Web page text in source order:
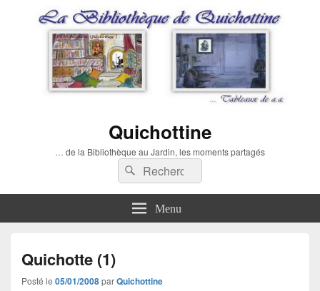
Quichottine
… de la Bibliothèque au Jardin, les moments partagés
Recherche :
Rechercher
Menu
Quichotte (1)
Posté le 05/01/2008parQuichottine